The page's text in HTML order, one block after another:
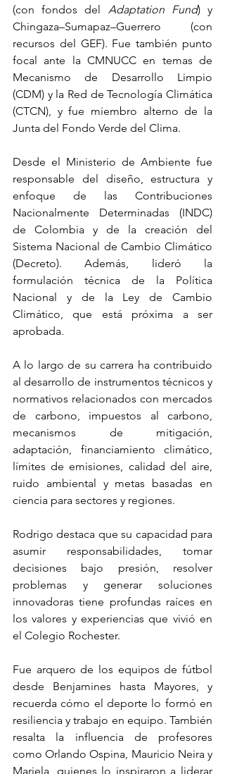
(con fondos del Adaptation Fund) y
Chingaza–Sumapaz–Guerrero (con
recursos del GEF). Fue también punto
focal ante la CMNUCC en temas de
Mecanismo de Desarrollo Limpio
(CDM) y la Red de Tecnología Climática
(CTCN), y fue miembro alterno de la
Junta del Fondo Verde del Clima.
Desde el Ministerio de Ambiente fue
responsable del diseño, estructura y
enfoque de las Contribuciones
Nacionalmente Determinadas (INDC)
de Colombia y de la creación del
Sistema Nacional de Cambio Climático
(Decreto). Además, lideró la
formulación técnica de la Política
Nacional y de la Ley de Cambio
Climático, que está próxima a ser
aprobada.
A lo largo de su carrera ha contribuido
al desarrollo de instrumentos técnicos y
normativos relacionados con mercados
de carbono, impuestos al carbono,
mecanismos de mitigación,
adaptación, financiamiento climático,
límites de emisiones, calidad del aire,
ruido ambiental y metas basadas en
ciencia para sectores y regiones.
Rodrigo destaca que su capacidad para
asumir responsabilidades, tomar
decisiones bajo presión, resolver
problemas y generar soluciones
innovadoras tiene profundas raíces en
los valores y experiencias que vivió en
el Colegio Rochester.
Fue arquero de los equipos de fútbol
desde Benjamines hasta Mayores, y
recuerda cómo el deporte lo formó en
resiliencia y trabajo en equipo. También
resalta la influencia de profesores
como Orlando Ospina, Mauricio Neira y
Mariela, quienes lo inspiraron a liderar